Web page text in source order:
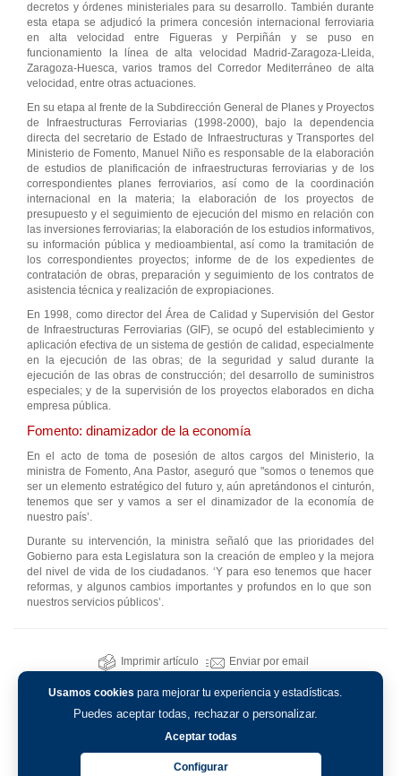
Usamos cookies para mejorar tu experiencia y estadísticas.
Puedes aceptar todas, rechazar o personalizar.
Aceptar todas
Configurar
decretos y órdenes ministeriales para su desarrollo. También durante
esta etapa se adjudicó la primera concesión internacional ferroviaria
en alta velocidad entre Figueras y Perpiñán y se puso en
funcionamiento la línea de alta velocidad Madrid-Zaragoza-Lleida,
Zaragoza-Huesca, varios tramos del Corredor Mediterráneo de alta
velocidad, entre otras actuaciones.
En su etapa al frente de la Subdirección General de Planes y Proyectos
de Infraestructuras Ferroviarias (1998-2000), bajo la dependencia
directa del secretario de Estado de Infraestructuras y Transportes del
Ministerio de Fomento, Manuel Niño es responsable de la elaboración
de estudios de planificación de infraestructuras ferroviarias y de los
correspondientes planes ferroviarios, así como de la coordinación
internacional en la materia; la elaboración de los proyectos de
presupuesto y el seguimiento de ejecución del mismo en relación con
las inversiones ferroviarias; la elaboración de los estudios informativos,
su información pública y medioambiental, así como la tramitación de
los correspondientes proyectos; informe de de los expedientes de
contratación de obras, preparación y seguimiento de los contratos de
asistencia técnica y realización de expropiaciones.
En 1998, como director del Área de Calidad y Supervisión del Gestor
de Infraestructuras Ferroviarias (GIF), se ocupó del establecimiento y
aplicación efectiva de un sistema de gestión de calidad, especialmente
en la ejecución de las obras; de la seguridad y salud durante la
ejecución de las obras de construcción; del desarrollo de suministros
especiales; y de la supervisión de los proyectos elaborados en dicha
empresa pública.
Fomento: dinamizador de la economía
En el acto de toma de posesión de altos cargos del Ministerio, la
ministra de Fomento, Ana Pastor, aseguró que "somos o tenemos que
ser un elemento estratégico del futuro y, aún apretándonos el cinturón,
tenemos que ser y vamos a ser el dinamizador de la economía de
nuestro país’.
Durante su intervención, la ministra señaló que las prioridades del
Gobierno para esta Legislatura son la creación de empleo y la mejora
del nivel de vida de los ciudadanos. ‘Y para eso tenemos que hacer
reformas, y algunos cambios importantes y profundos en lo que son
nuestros servicios públicos’.
Imprimir artículo Enviar por email